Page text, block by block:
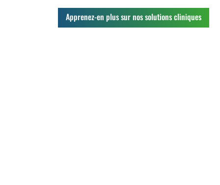
Apprenez-en plus sur nos solutions cliniques